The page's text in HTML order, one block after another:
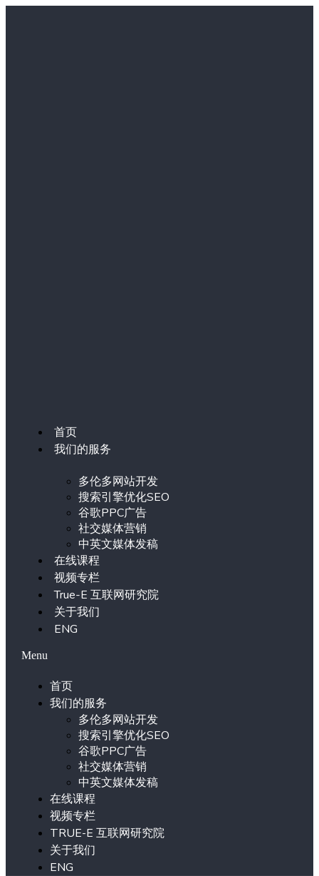
首页
我们的服务
多伦多网站开发
搜索引擎优化SEO
谷歌PPC广告
社交媒体营销
中英文媒体发稿
在线课程
视频专栏
True-E 互联网研究院
关于我们
ENG
Menu
首页
我们的服务
多伦多网站开发
搜索引擎优化SEO
谷歌PPC广告
社交媒体营销
中英文媒体发稿
在线课程
视频专栏
TRUE-E 互联网研究院
关于我们
ENG